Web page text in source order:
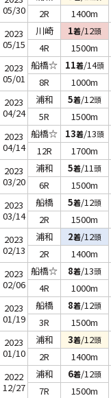
05/30
2R
1400m
2023
05/15
川崎 1着/12頭
4R
1500m
2023
05/01
船橋☆ 11着/14頭
8R
1000m
2023
04/24
浦和 5着/12頭
5R
1500m
2023
04/14
船橋☆ 13着/13頭
12R
1700m
2023
03/20
浦和 5着/11頭
6R
1500m
2023
03/14
船橋 5着/12頭
2R
1500m
2023
02/13
浦和 2着/12頭
2R
1400m
2023
02/06
船橋☆ 8着/13頭
4R
1000m
2023
01/19
船橋 8着/12頭
3R
1500m
2023
01/10
浦和 3着/12頭
2R
1400m
2022
12/27
浦和 6着/12頭
7R
1500m